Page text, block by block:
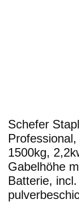
Schefer
1500kg,
Gabelhöhe
Batterie,